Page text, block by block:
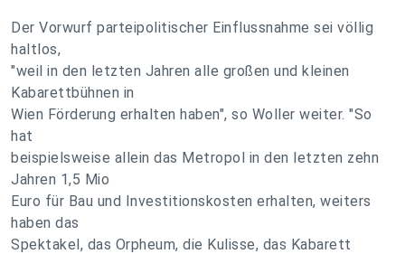
Der Vorwurf parteipolitischer Einflussnahme sei völlig
haltlos,
"weil in den letzten Jahren alle großen und kleinen
Kabarettbühnen in
Wien Förderung erhalten haben", so Woller weiter. "So
hat
beispielsweise allein das Metropol in den letzten zehn
Jahren 1,5 Mio
Euro für Bau und Investitionskosten erhalten, weiters
haben das
Spektakel, das Orpheum, die Kulisse, das Kabarett